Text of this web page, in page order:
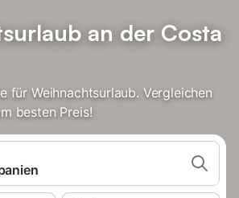
an der Costa
für Weihnachtsurlaub. Vergleichen
besten Preis!